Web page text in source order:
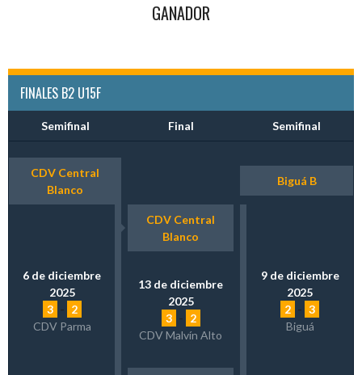
GANADOR
FINALES B2 U15F
Semifinal Final Semifinal
CDV Central
Blanco
Biguá B
6 de diciembre
2025
3 - 2
CDV Parma
CDV Central
Blanco
9 de diciembre
2025
2 - 3
Biguá
13 de diciembre
2025
3 - 2
CDV Malvín Alto